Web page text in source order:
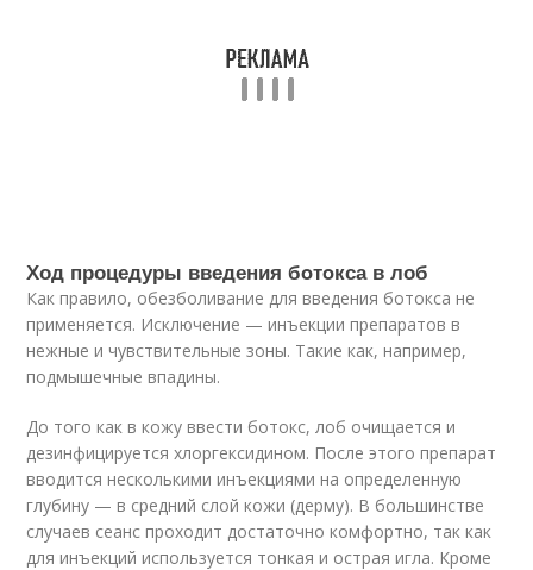
Ход процедуры введения бoтoкса в лоб
Как правило, обезболивание для введения бoтoкса не
применяется. Исключение — инъекции препаратов в
нежные и чувствительные зоны. Такие как, например,
подмышечные впадины.
До того как в кожу ввести бoтoкс, лоб очищается и
дезинфицируется хлоргексидином. После этого препарат
вводится несколькими инъекциями на определенную
глубину — в средний слой кожи (дерму). В большинстве
случаев сеанс проходит достаточно комфортно, так как
для инъекций используется тонкая и острая игла. Кроме